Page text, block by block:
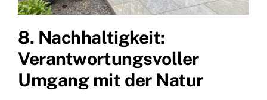
8. Nachhaltigkeit:
Verantwortungsvoller
Umgang mit der Natur